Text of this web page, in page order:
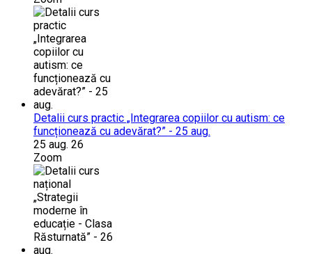
Detalii curs practic „Integrarea copiilor cu autism: ce
funcționează cu adevărat?” - 25 aug.
25 aug. 26
Zoom